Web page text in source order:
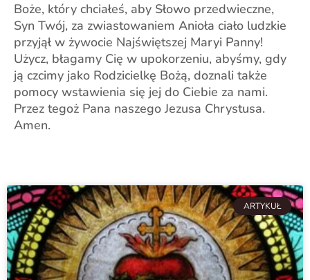
Boże, który chciałeś, aby Słowo przedwieczne,
Syn Twój, za zwiastowaniem Anioła ciało ludzkie
przyjął w żywocie Najświętszej Maryi Panny!
Użycz, błagamy Cię w upokorzeniu, abyśmy, gdy
ją czcimy jako Rodzicielkę Bożą, doznali także
pomocy wstawienia się jej do Ciebie za nami.
Przez tegoż Pana naszego Jezusa Chrystusa.
Amen.
ARTYKUŁ